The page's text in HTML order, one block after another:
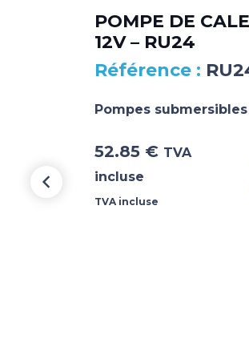
POMPE DE
12V – RU24
Pompes submersibles
52.85 € TVA
incluse
TVA incluse